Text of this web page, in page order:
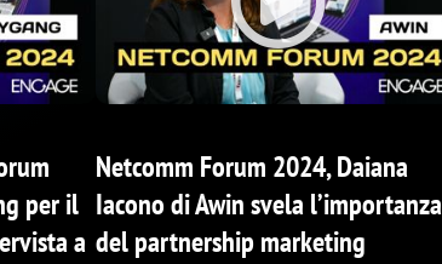
per il
a
Netcomm Forum 2024, Daiana
Iacono di Awin svela l’importanza
del partnership marketing